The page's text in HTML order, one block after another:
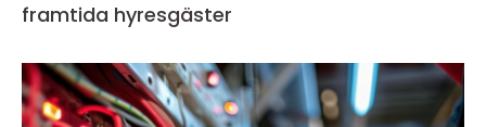
framtida hyresgäster